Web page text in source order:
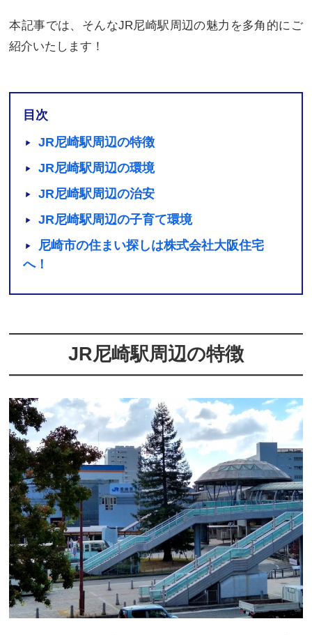
本記事では、そんなJR尼崎駅周辺の魅力を多角的にご
紹介いたします！
目次
JR尼崎駅周辺の特徴
JR尼崎駅周辺の環境
JR尼崎駅周辺の治安
JR尼崎駅周辺の子育て環境
尼崎市の住まい探しは株式会社大阪住宅
へ！
JR尼崎駅周辺の特徴